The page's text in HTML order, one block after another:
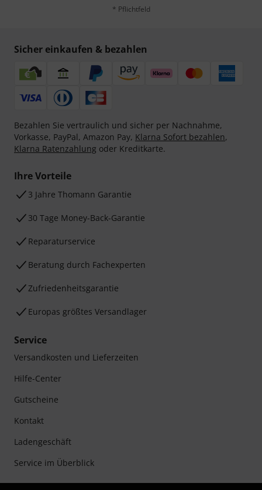
* Pflichtfeld
Sicher einkaufen & bezahlen
Bezahlen Sie vertraulich und sicher per Nachnahme,
Vorkasse, PayPal, Amazon Pay, Klarna Sofort bezahlen,
Klarna Ratenzahlung oder Kreditkarte.
Ihre Vorteile
3 Jahre Thomann Garantie
30 Tage Money-Back-Garantie
Reparaturservice
Beratung durch Fachexperten
Zufriedenheitsgarantie
Europas größtes Versandlager
Service
Versandkosten und Lieferzeiten
Hilfe-Center
Gutscheine
Kontakt
Ladengeschäft
Service im Überblick